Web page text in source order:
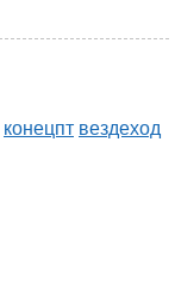
конецпт вездеход